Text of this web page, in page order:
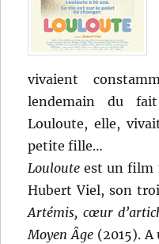
vivaient
lendemain du
Louloute, elle,
petite fille…
Louloute est un film
Hubert Viel, son
Artémis, cœur
Moyen Âge (2015).